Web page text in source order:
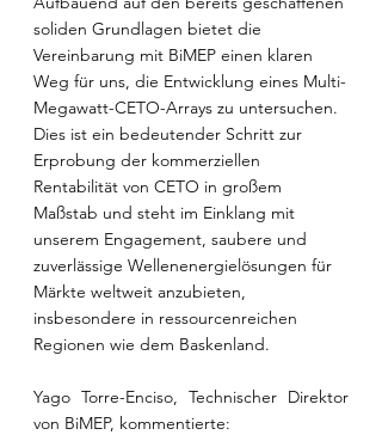
soliden Grundlagen bietet die
Vereinbarung mit BiMEP einen klaren
Weg für uns, die Entwicklung eines Multi-
Megawatt-CETO-Arrays zu untersuchen.
Dies ist ein bedeutender Schritt zur
Erprobung der kommerziellen
Rentabilität von CETO in großem
Maßstab und steht im Einklang mit
unserem Engagement, saubere und
zuverlässige Wellenenergielösungen für
Märkte weltweit anzubieten,
insbesondere in ressourcenreichen
Regionen wie dem Baskenland.
Yago Torre-Enciso, Technischer Direktor
von BiMEP, kommentierte: